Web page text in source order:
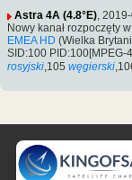
Astra 4A (4.8°E),
Nowy kanał rozpoczęty
EMEA HD (Wielka
SID:100 PID:100[MPEG-
rosyjski ,105 węgierski